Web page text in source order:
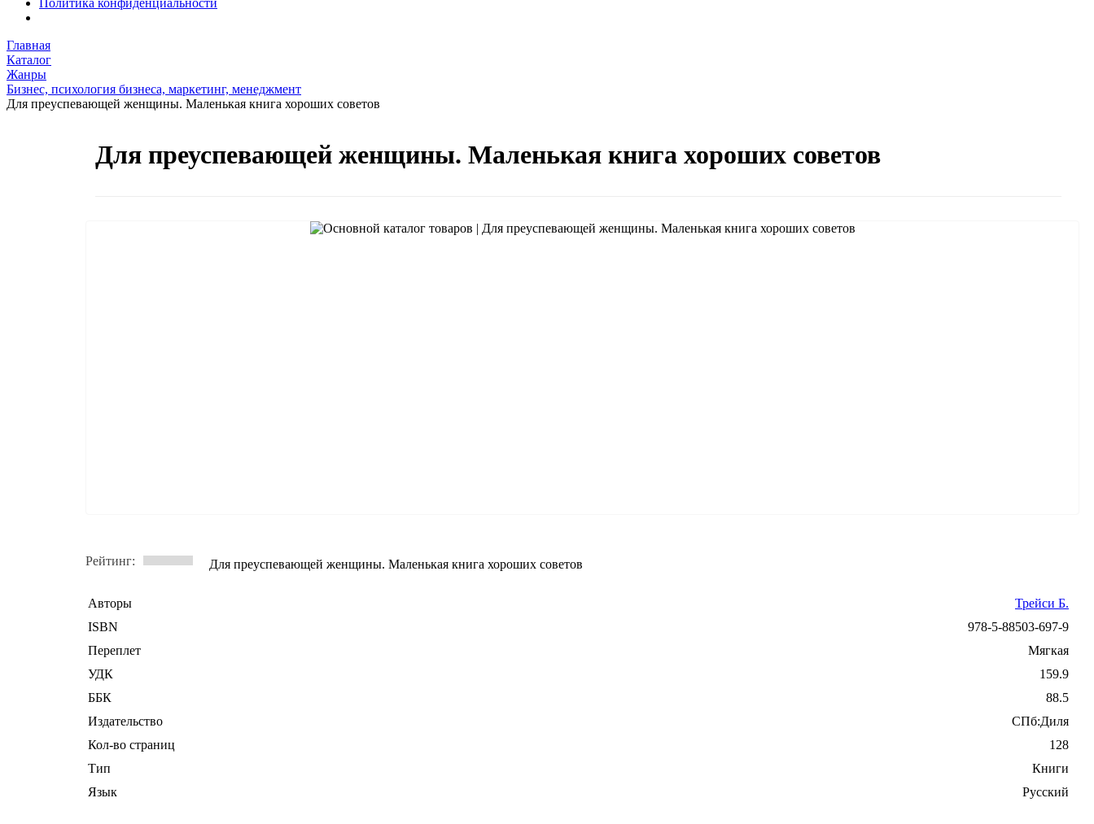
Главная
Каталог
Жанры
Бизнес, психология бизнеса, маркетинг, менеджмент
Для преуспевающей женщины. Маленькая книга хороших советов
Для преуспевающей женщины. Маленькая книга хороших советов
Рейтинг: Для преуспевающей женщины. Маленькая книга хороших советов
Авторы
Трейси Б.
ISBN
978-5-88503-697-9
Переплет
Мягкая
УДК
159.9
ББК
88.5
Издательство
СПб:Диля
Кол-во страниц
128
Тип
Книги
Язык
Русский